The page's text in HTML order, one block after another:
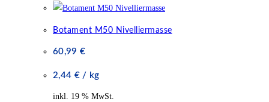
Botament M50 Nivelliermasse
60,99 €
2,44 €/ kg
inkl. 19 % MwSt.